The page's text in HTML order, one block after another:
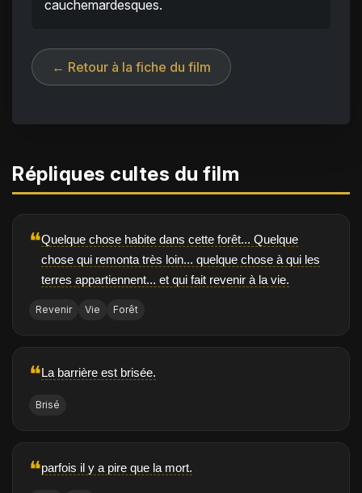
cauchemardesques.
← Retour à la fiche du film
Répliques cultes du film
❝Quelque chose habite dans cette forêt... Quelque
chose qui remonta très loin... quelque chose à qui les
terres appartiennent... et qui fait revenir à la vie.
Revenir Vie Forêt
❝La barrière est brisée.
Brisé
❝parfois il y a pire que la mort.